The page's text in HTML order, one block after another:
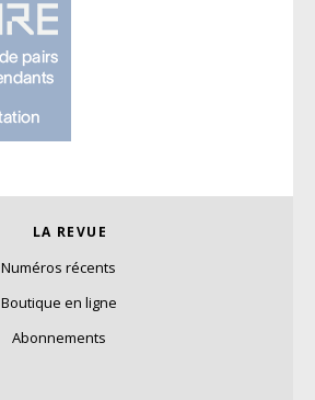
LA REVUE
Numéros récents
Boutique en ligne
Abonnements